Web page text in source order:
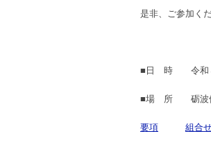
是非、ご参加く
■日 時 令和８
■場 所 砺波体
要項 組合